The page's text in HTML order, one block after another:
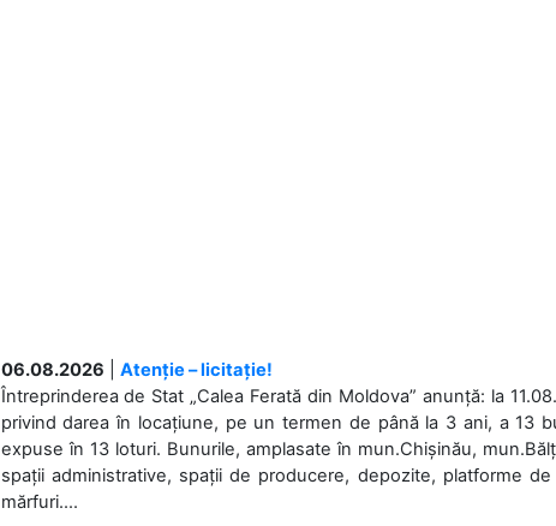
06.08.2026
Atenție – licitație!
Întreprinderea de Stat „Calea Ferată din Moldova” anunță: la
privind darea în locațiune, pe un termen de până la 3 ani, a 13
expuse în 13 loturi. Bunurile, amplasate în mun.Chișinău,
spații administrative, spații de producere, depozite, platforme
mărfuri....